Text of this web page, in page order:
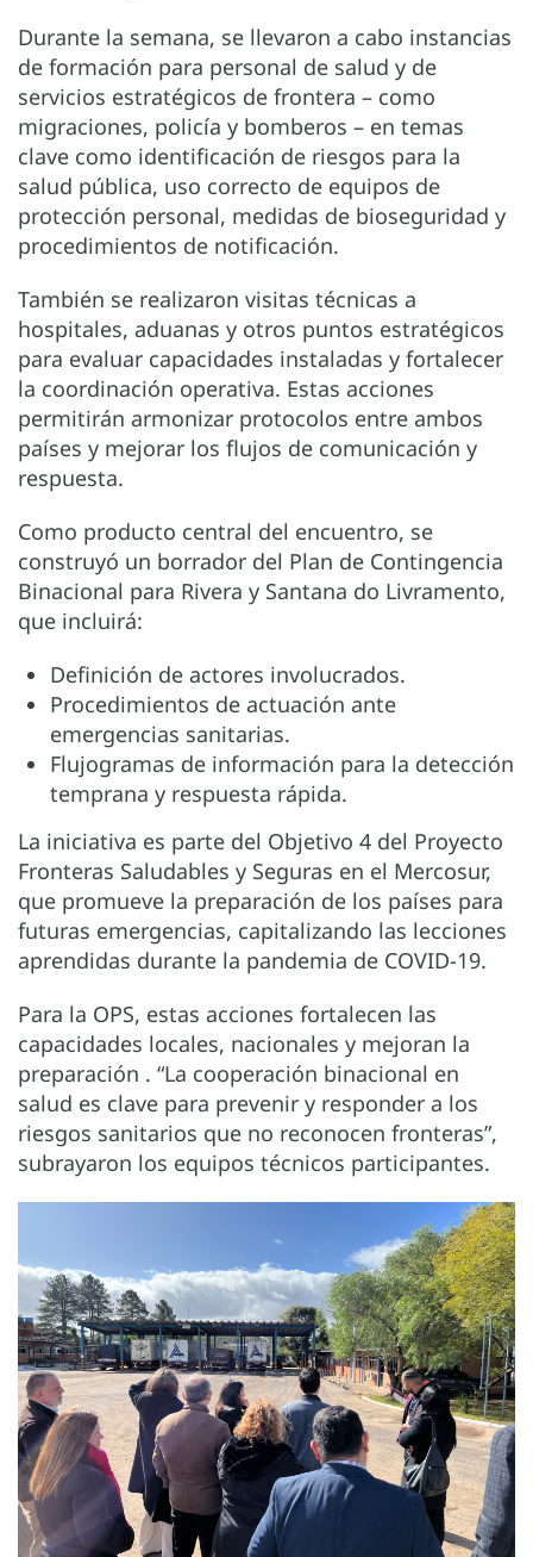
Durante la semana, se llevaron a cabo instancias
de formación para personal de salud y de
servicios estratégicos de frontera – como
migraciones, policía y bomberos – en temas
clave como identificación de riesgos para la
salud pública, uso correcto de equipos de
protección personal, medidas de bioseguridad y
procedimientos de notificación.
También se realizaron visitas técnicas a
hospitales, aduanas y otros puntos estratégicos
para evaluar capacidades instaladas y fortalecer
la coordinación operativa. Estas acciones
permitirán armonizar protocolos entre ambos
países y mejorar los flujos de comunicación y
respuesta.
Como producto central del encuentro, se
construyó un borrador del Plan de Contingencia
Binacional para Rivera y Santana do Livramento,
que incluirá:
Definición de actores involucrados.
Procedimientos de actuación ante
emergencias sanitarias.
Flujogramas de información para la detección
temprana y respuesta rápida.
La iniciativa es parte del Objetivo 4 del Proyecto
Fronteras Saludables y Seguras en el Mercosur,
que promueve la preparación de los países para
futuras emergencias, capitalizando las lecciones
aprendidas durante la pandemia de COVID-19.
Para la OPS, estas acciones fortalecen las
capacidades locales, nacionales y mejoran la
preparación . “La cooperación binacional en
salud es clave para prevenir y responder a los
riesgos sanitarios que no reconocen fronteras”,
subrayaron los equipos técnicos participantes.